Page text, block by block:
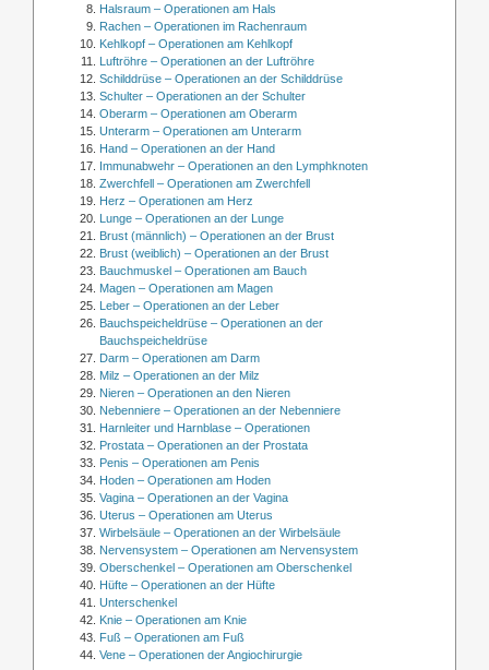
Halsraum – Operationen am Hals
Rachen – Operationen im Rachenraum
Kehlkopf – Operationen am Kehlkopf
Luftröhre – Operationen an der Luftröhre
Schilddrüse – Operationen an der Schilddrüse
Schulter – Operationen an der Schulter
Oberarm – Operationen am Oberarm
Unterarm – Operationen am Unterarm
Hand – Operationen an der Hand
Immunabwehr – Operationen an den Lymphknoten
Zwerchfell – Operationen am Zwerchfell
Herz – Operationen am Herz
Lunge – Operationen an der Lunge
Brust (männlich) – Operationen an der Brust
Brust (weiblich) – Operationen an der Brust
Bauchmuskel – Operationen am Bauch
Magen – Operationen am Magen
Leber – Operationen an der Leber
Bauchspeicheldrüse – Operationen an der
Bauchspeicheldrüse
Darm – Operationen am Darm
Milz – Operationen an der Milz
Nieren – Operationen an den Nieren
Nebenniere – Operationen an der Nebenniere
Harnleiter und Harnblase – Operationen
Prostata – Operationen an der Prostata
Penis – Operationen am Penis
Hoden – Operationen am Hoden
Vagina – Operationen an der Vagina
Uterus – Operationen am Uterus
Wirbelsäule – Operationen an der Wirbelsäule
Nervensystem – Operationen am Nervensystem
Oberschenkel – Operationen am Oberschenkel
Hüfte – Operationen an der Hüfte
Unterschenkel
Knie – Operationen am Knie
Fuß – Operationen am Fuß
Vene – Operationen der Angiochirurgie